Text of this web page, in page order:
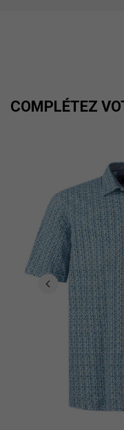
COMPLÉTEZ